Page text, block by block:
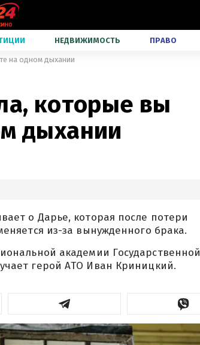
НЕДВИЖИМОСТЬ ПРАВО
на одном дыхании
которые вы
дыхании
о Дарье, которая после потери
из-за вынужденного брака.
академии Государственной
герой АТО Иван Криницкий.